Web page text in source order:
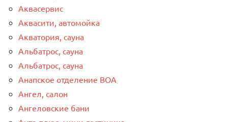
Аквасервис
Аквасити, автомойка
Акватория, сауна
Альбатрос, сауна
Альбатрос, сауна
Анапское отделение ВОА
Ангел, салон
Ангеловские бани